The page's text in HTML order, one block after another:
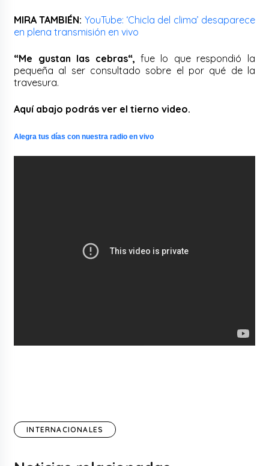
MIRA TAMBIÉN: YouTube: ‘Chicla del clima’ desaparece
en plena transmisión en vivo
“Me gustan las cebras“, fue lo que respondió la
pequeña al ser consultado sobre el por qué de la
travesura.
Aquí abajo podrás ver el tierno video.
Alegra tus días con nuestra radio en vivo
INTERNACIONALES